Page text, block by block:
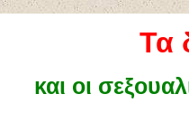
Τα
και οι